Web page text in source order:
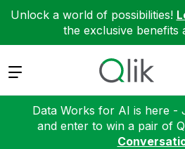
Unlock a world of possibilities!
the exclusive benefits
Expand
Data Works for AI is here -
and enter to win a pair of